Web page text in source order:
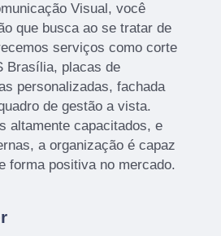
Visual, você
que busca ao se tratar de
serviços como corte
Brasília, placas de
personalizadas, fachada
de gestão a vista.
altamente capacitados, e
a organização é capaz
forma positiva no mercado.